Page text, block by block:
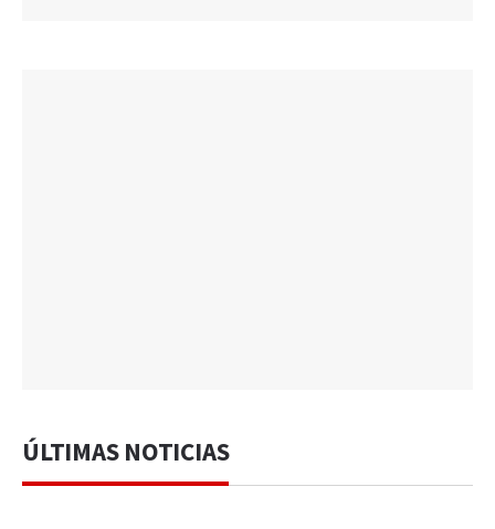
ÚLTIMAS NOTICIAS